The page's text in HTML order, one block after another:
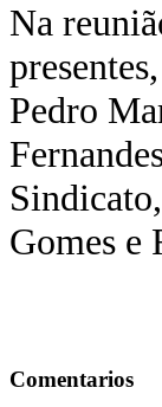
Na
Pedro
Gomes e
Comentarios